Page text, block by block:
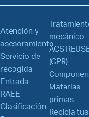
Atención y
asesoramiento
Servicio de
recogida
Entrada
RAEE
Clasificación
mecánico
ACS
(CPR)
Materias
primas
Recicla tus